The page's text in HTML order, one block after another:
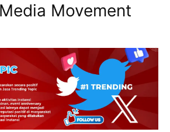
Movement